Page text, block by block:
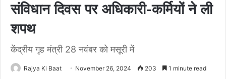
संविधान दिवस पर अधिकारी-कर्मियों ने ली
शपथ
केंद्रीय गृह मंत्री 28 नवंबर को मसूरी में
Rajya Ki Baat November 26, 2024 203 1 minute read